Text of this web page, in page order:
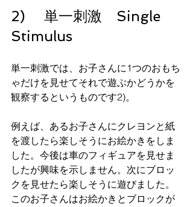
2)　 単一刺激　Single
Stimulus
単一刺激では、お子さんに1つのおもち
ゃだけを見せてそれで遊ぶかどうかを
観察するというものです2)。
例えば、あるお子さんにクレヨンと紙
を渡したら楽しそうにお絵かきをしま
した。今後は車のフィギュアを見せま
したが興味を示しません。次にブロッ
クを見せたら楽しそうに遊びました。
このお子さんはお絵かきとブロックが